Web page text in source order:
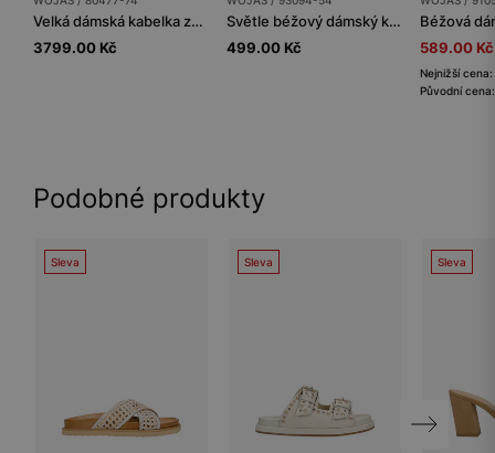
Velká dámská kabelka ze sametové štípenky a lícové kůže
3799.00 Kč
Světle béžový dámský kožený pásek se stříbrnou sponou
499.00 Kč
589.00 Kč
Nejnižší
Původní
Podobné produkty
Sleva Sleva Sleva